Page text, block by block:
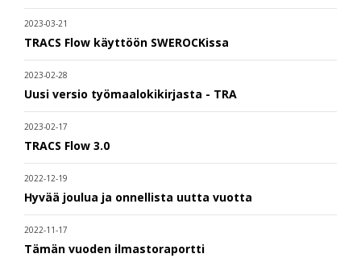
2023-03-21
TRACS Flow käyttöön SWEROCKissa
2023-02-28
Uusi versio työmaalokikirjasta - TRA
2023-02-17
TRACS Flow 3.0
2022-12-19
Hyvää joulua ja onnellista uutta vuotta
2022-11-17
Tämän vuoden ilmastoraportti